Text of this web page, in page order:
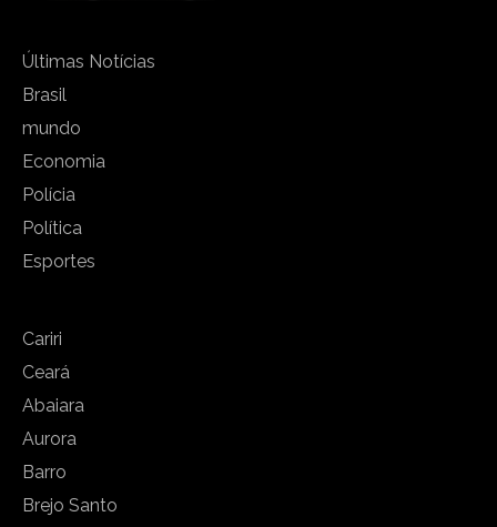
Últimas Notícias
Brasil
mundo
Economia
Polícia
Política
Esportes
Cariri
Ceará
Abaiara
Aurora
Barro
Brejo Santo